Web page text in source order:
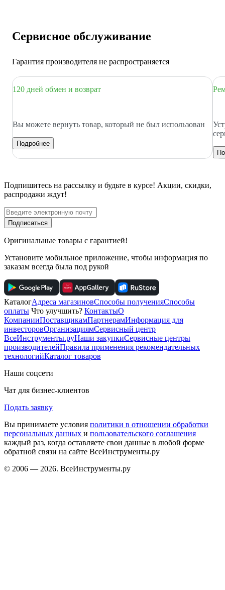
Сервисное обслуживание
Гарантия производителя не распространяется
120 дней обмен и возврат
Вы можете вернуть товар, который не был использован
Подробнее
Подпишитесь на рассылку и будьте в курсе! Акции, скидки,
распродажи ждут!
Подписаться
Оригинальные товары с гарантией!
Установите мобильное приложение, чтобы информация по
заказам всегда была под рукой
КаталогАдреса магазиновСпособы полученияСпособы
оплаты Что улучшить? КонтактыО
КомпанииПоставщикамПартнерамИнформация для
инвесторовОрганизациямСервисный центр
ВсеИнструменты.руНаши закупкиСервисные центры
производителейПравила применения рекомендательных
технологийКаталог товаров
Наши соцсети
Чат для бизнес-клиентов
Подать заявку
Вы принимаете условия политики в отношении обработки
персональных данных и пользовательского соглашения
каждый раз, когда оставляете свои данные в любой форме
обратной связи на сайте ВсеИнструменты.ру
© 2006 — 2026. ВсеИнструменты.ру